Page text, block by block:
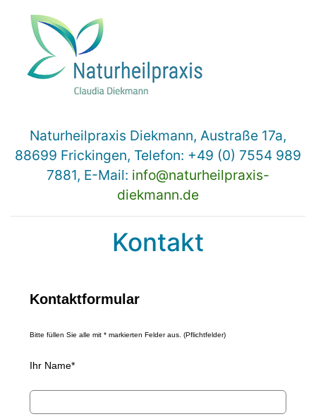
Naturheilpraxis Diekmann, Austraße 17a,
88699 Frickingen, Telefon: +49 (0) 7554 989
7881, E-Mail: info@naturheilpraxis-
diekmann.de
Kontakt
Kontaktformular
Bitte füllen Sie alle mit * markierten Felder aus. (Pflichtfelder)
Ihr Name*